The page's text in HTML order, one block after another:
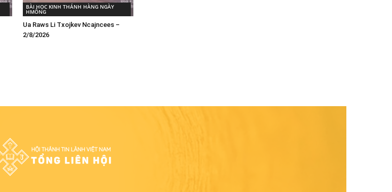
BÀI HỌC KINH THÁNH HÀNG NGÀY
HMÔNG
Ua Raws Li Txojkev Ncajncees –
2/8/2026